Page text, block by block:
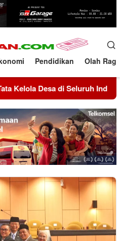
Pendidikan Olah Raga
Desa di Seluruh Indonesia